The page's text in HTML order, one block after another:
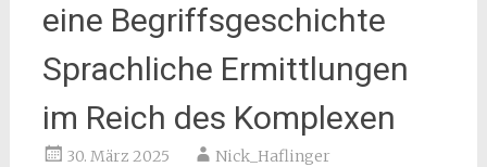
eine Begriffsgeschichte
Sprachliche Ermittlungen
im Reich des Komplexen
30. März 2025 Nick_Haflinger